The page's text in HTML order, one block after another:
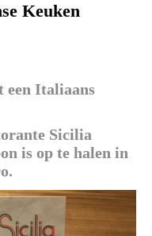
Keuken
een Italiaans
Sicilia
is op te halen in